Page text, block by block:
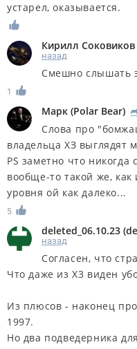
устарел, оказывается.
Кирилл Соковиков
назад
Смешно слышать
1
Марк (Polar Bear)
Слова про
владельца ХЗ выглядят
PS заметно что
вообще-то такой же,
уровня ой как далеко...
5
deleted_06.10.23 (
назад
Согласен, что
Что даже из Х3 виден
Из плюсов - наконец
1997.
Но два подведерника